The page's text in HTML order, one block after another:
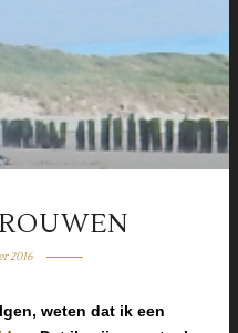
2016
weten dat ik een